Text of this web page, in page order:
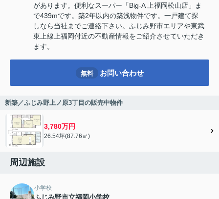
があります。便利なスーパー「Big-A 上福岡松山店」ま
で439mです。築2年以内の築浅物件です。一戸建て探
しなら当社までご連絡下さい。ふじみ野市エリアや東武
東上線上福岡付近の不動産情報をご紹介させていただき
ます。
無料 お問い合わせ
新築／ふじみ野上ノ原3丁目の販売中物件
3,780万円
26.54坪(87.76㎡)
周辺施設
小学校
ふじみ野市立福岡小学校